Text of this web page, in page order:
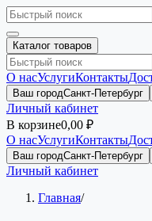
Каталог товаров
О насУслугиКонтакты
Ваш городСанкт-Петербург
Личный кабинет
В корзине0,00 ₽
О насУслугиКонтакты
Ваш городСанкт-Петербург
Личный кабинет
Главная/